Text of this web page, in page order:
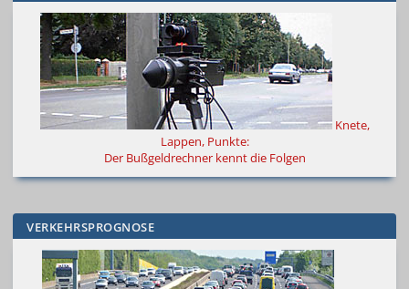
Knete,
Lappen, Punkte:
Der Bußgeldrechner kennt die Folgen
VERKEHRSPROGNOSE